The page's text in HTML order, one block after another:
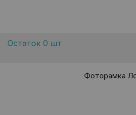
Остаток 0 шт
Фоторамка